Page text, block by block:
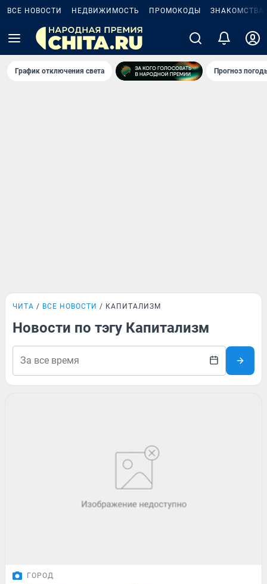
ВСЕ НОВОСТИ НЕДВИЖИМОСТЬ ПРОМОКОДЫ ЗНАКОМСТВА
График отключения света Прогноз
ЧИТА ВСЕ НОВОСТИ КАПИТАЛИЗМ
Новости по тэгу Капитализм
ГОРОД